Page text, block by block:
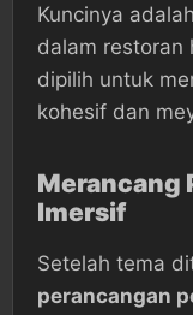
Kuncinya adalah
dalam restoran
dipilih untuk
kohesif dan
Merancang
Imersif
Setelah tema
perancangan